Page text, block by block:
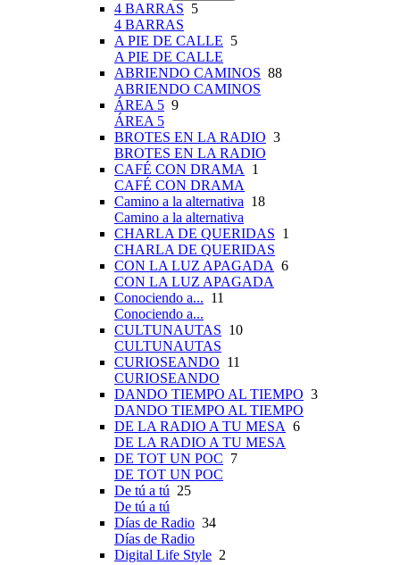
4 BARRAS 5
4 BARRAS
A PIE DE CALLE 5
A PIE DE CALLE
ABRIENDO CAMINOS 88
ABRIENDO CAMINOS
ÁREA 5 9
ÁREA 5
BROTES EN LA RADIO 3
BROTES EN LA RADIO
CAFÉ CON DRAMA 1
CAFÉ CON DRAMA
Camino a la alternativa 18
Camino a la alternativa
CHARLA DE QUERIDAS 1
CHARLA DE QUERIDAS
CON LA LUZ APAGADA 6
CON LA LUZ APAGADA
Conociendo a... 11
Conociendo a...
CULTUNAUTAS 10
CULTUNAUTAS
CURIOSEANDO 11
CURIOSEANDO
DANDO TIEMPO AL TIEMPO 3
DANDO TIEMPO AL TIEMPO
DE LA RADIO A TU MESA 6
DE LA RADIO A TU MESA
DE TOT UN POC 7
DE TOT UN POC
De tú a tú 25
De tú a tú
Días de Radio 34
Días de Radio
Digital Life Style 2